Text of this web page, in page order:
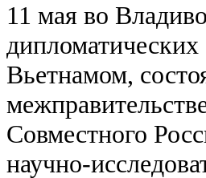
11 мая во
Вьетнамом,
Совместного
научно-